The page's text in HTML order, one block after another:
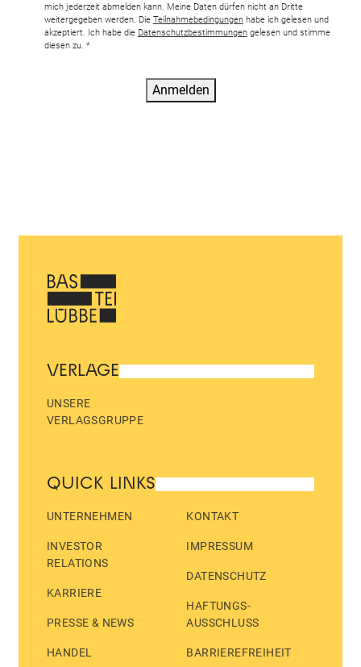
mich jederzeit abmelden kann. Meine Daten dürfen nicht an Dritte
weitergegeben werden. Die Teilnahmebedingungenhabe ich gelesen und
akzeptiert. Ich habe die Datenschutzbestimmungengelesen und stimme
diesen zu. *
Anmelden
VERLAGE
UNSERE
VERLAGSGRUPPE
QUICK LINKS
UNTERNEHMEN
INVESTOR
RELATIONS
KARRIERE
PRESSE & NEWS
HANDEL
KONTAKT
IMPRESSUM
DATENSCHUTZ
HAFTUNGS­
AUSSCHLUSS
BARRIEREFREIHEIT